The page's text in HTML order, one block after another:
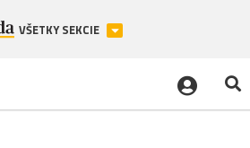
VŠETKY SEKCIE